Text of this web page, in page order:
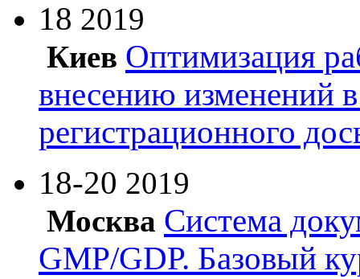
18 2019
Киев Оптимизация
внесению изменений
регистрационного
18-20 2019
Москва Система
GMP/GDP. Базовый